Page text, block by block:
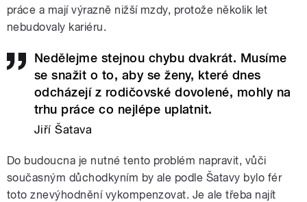
práce a mají výrazně nižší mzdy, protože několik let
nebudovaly kariéru.
Nedělejme stejnou chybu dvakrát. Musíme
se snažit o to, aby se ženy, které dnes
odcházejí z rodičovské dovolené, mohly na
trhu práce co nejlépe uplatnit.
Jiří Šatava
Do budoucna je nutné tento problém napravit, vůči
současným důchodkyním by ale podle Šatavy bylo fér
toto znevýhodnění vykompenzovat. Je ale třeba najít